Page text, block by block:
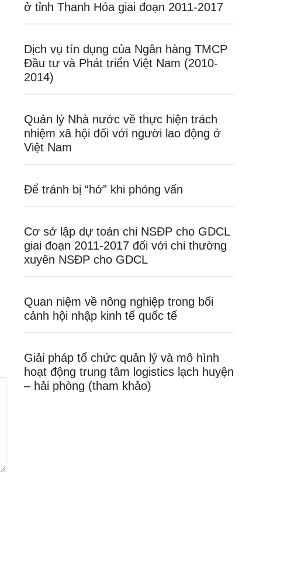
ở tỉnh Thanh Hóa giai đoạn 2011-2017
Dịch vụ tín dụng của Ngân hàng TMCP
Đầu tư và Phát triển Việt Nam (2010-
2014)
Quản lý Nhà nước về thực hiện trách
nhiệm xã hội đối với người lao động ở
Việt Nam
Để tránh bị “hớ” khi phỏng vấn
Cơ sở lập dự toán chi NSĐP cho GDCL
giai đoạn 2011-2017 đối với chi thường
xuyên NSĐP cho GDCL
Quan niệm về nông nghiệp trong bối
cảnh hội nhập kinh tế quốc tế
Giải pháp tổ chức quản lý và mô hình
hoạt động trung tâm logistics lạch huyện
– hải phòng (tham khảo)